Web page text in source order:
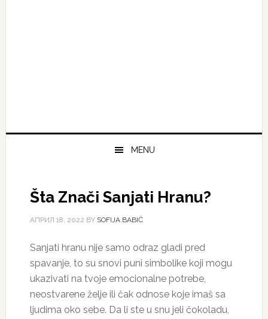
MENU
Šta Znači Sanjati Hranu?
АПРИЛ 18, 2022 BY SOFIJA BABIĆ
Sanjati hranu nije samo odraz gladi pred
spavanje, to su snovi puni simbolike koji mogu
ukazivati na tvoje emocionalne potrebe,
neostvarene želje ili čak odnose koje imaš sa
ljudima oko sebe. Da li ste u snu jeli čokoladu,